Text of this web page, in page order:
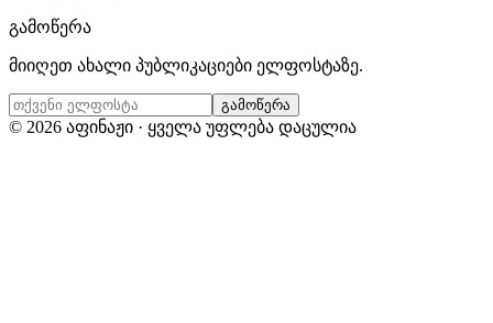
გამოწერა
მიიღეთ ახალი პუბლიკაციები ელფოსტაზე.
გამოწერა
© 2026 აფინაჟი · ყველა უფლება დაცულია